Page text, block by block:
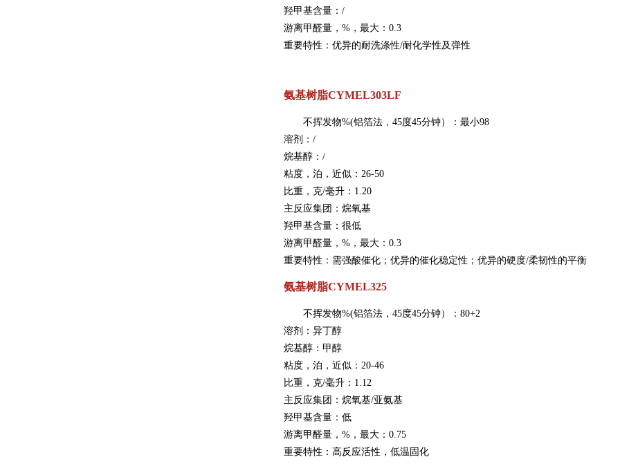
羟甲基含量：/
游离甲醛量，%，最大：0.3
重要特性：优异的耐洗涤性/耐化学性及弹性
氨基树脂CYMEL303LF
不挥发物%(铝箔法，45度45分钟）：最小98
溶剂：/
烷基醇：/
粘度，泊，近似：26-50
比重，克/毫升：1.20
主反应集团：烷氧基
羟甲基含量：很低
游离甲醛量，%，最大：0.3
重要特性：需强酸催化；优异的催化稳定性；优异的硬度/柔韧性的平衡
氨基树脂CYMEL325
不挥发物%(铝箔法，45度45分钟）：80+2
溶剂：异丁醇
烷基醇：甲醇
粘度，泊，近似：20-46
比重，克/毫升：1.12
主反应集团：烷氧基/亚氨基
羟甲基含量：低
游离甲醛量，%，最大：0.75
重要特性：高反应活性，低温固化